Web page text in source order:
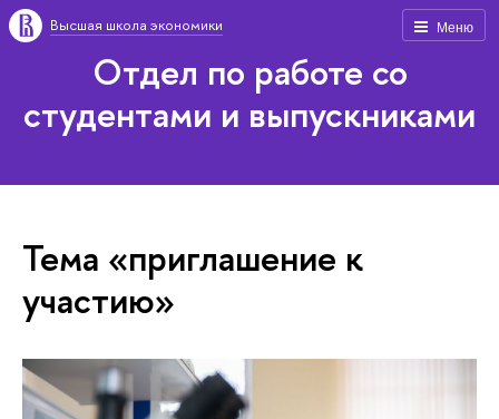
Меню
Высшая школа экономики
Отдел по работе со
студентами и выпускниками
Тема «приглашение к
участию»